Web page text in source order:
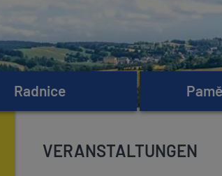
Radnice
VERANSTALTUNGEN